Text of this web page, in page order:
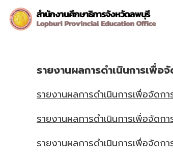
content
รายงานผลการดำเนินการเพื่
รายงานผลการดำเนินการเพื่อจัด
รายงานผลการดำเนินการเพื่อจัด
รายงานผลการดำเนินการเพื่อจัด